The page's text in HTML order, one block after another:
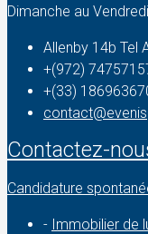
Dimanche au Vendredi
Allenby 14b Tel
+(972)
+(33)
Contactez-
Candidature
- Immobilier de